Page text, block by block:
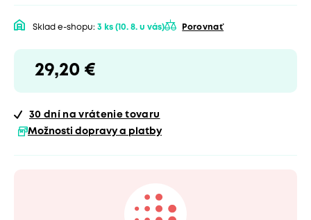
Sklad e-shopu: 3 ks (10. 8. u vás) Porovnať
29,20 €
30 dní na vrátenie tovaru
Možnosti dopravy a platby